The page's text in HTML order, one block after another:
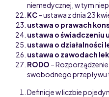
niemedycznej, w tym
KC– ustawa z dnia 23
ustawa o prawach
ustawa o świadczeniu
ustawa o działalności
ustawa o zawodach
RODO –
swobodnego przepływu
Definicje w liczbie